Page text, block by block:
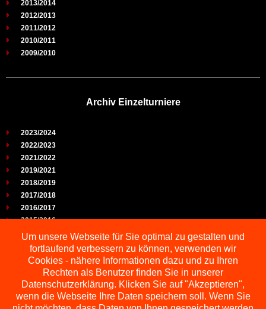
2013/2014
2012/2013
2011/2012
2010/2011
2009/2010
Archiv Einzelturniere
2023/2024
2022/2023
2021/2022
2019/2021
2018/2019
2017/2018
2016/2017
2015/2016
2014/2015
2013/2014
2012/2013
2011/2012
2010/2011
2009/2010
Um unsere Webseite für Sie optimal zu gestalten und
fortlaufend verbessern zu können, verwenden wir
Cookies - nähere Informationen dazu und zu Ihren
Rechten als Benutzer finden Sie in unserer
Datenschutzerklärung. Klicken Sie auf "Akzeptieren",
wenn die Webseite Ihre Daten speichern soll. Wenn Sie